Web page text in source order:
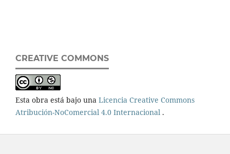
CREATIVE COMMONS
Esta obra está bajo una Licencia Creative Commons
Atribución-NoComercial 4.0 Internacional .